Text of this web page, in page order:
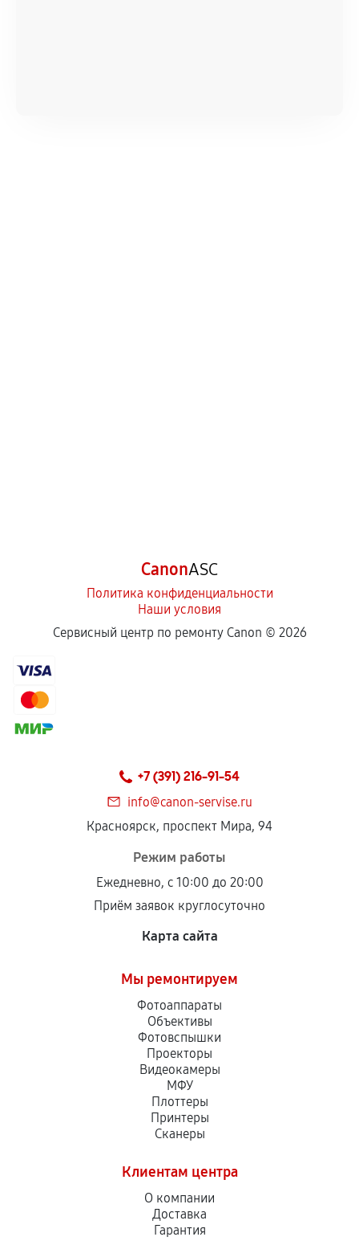
CanonASC
Политика конфиденциальности
Наши условия
Сервисный центр по ремонту Canon © 2026
+7 (391) 216-91-54
info@canon-servise.ru
Красноярск, проспект Мира, 94
Режим работы
Ежедневно, с 10:00 до 20:00
Приём заявок круглосуточно
Карта сайта
Мы ремонтируем
Фотоаппараты
Объективы
Фотовспышки
Проекторы
Видеокамеры
МФУ
Плоттеры
Принтеры
Сканеры
Клиентам центра
О компании
Доставка
Гарантия